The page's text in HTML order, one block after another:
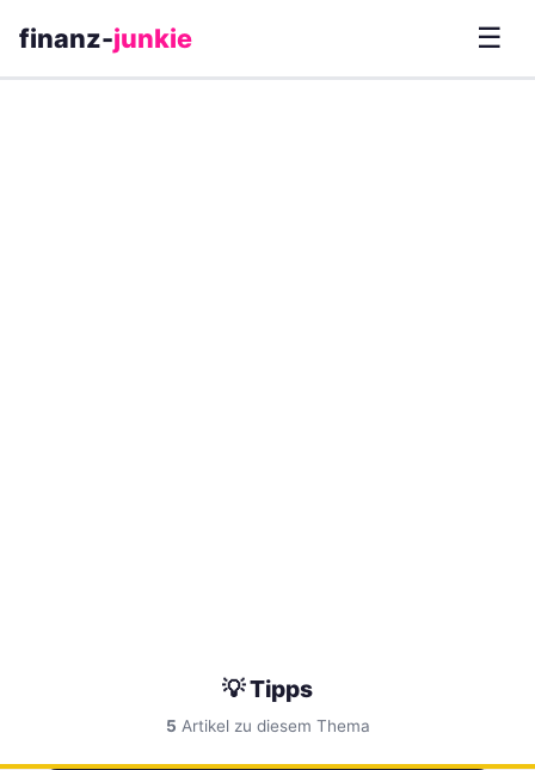
finanz-junkie ☰
💡 Tipps
5 Artikel zu diesem Thema